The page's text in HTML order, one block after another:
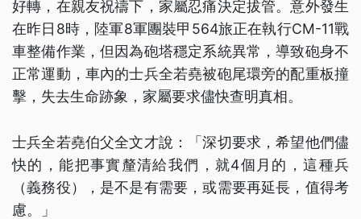
好轉，在親友祝禱下，家屬忍痛決定拔管。意外發生
在昨日8時，陸軍8軍團裝甲564旅正在執行CM-11戰
車整備作業，但因為砲塔穩定系統異常，導致砲身不
正常運動，車內的士兵全若堯被砲尾環旁的配重板撞
擊，失去生命跡象，家屬要求儘快查明真相。
士兵全若堯伯父全文才說：「深切要求，希望他們儘
快的，能把事實釐清給我們，就4個月的，這種兵
（義務役），是不是有需要，或需要再延長，值得考
慮。」